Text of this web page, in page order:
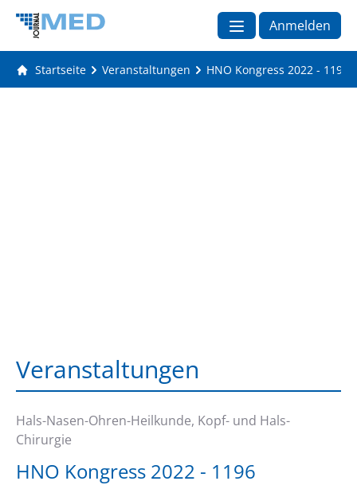
Anmelden
Startseite Veranstaltungen HNO Kongress 2022 - 1196
Veranstaltungen
Hals-Nasen-Ohren-Heilkunde, Kopf- und Hals-
Chirurgie
HNO Kongress 2022 - 1196